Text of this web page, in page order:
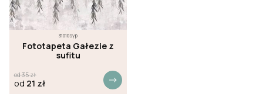
31010syp
Fototapeta Gałezie z
sufitu
od35zł
od 21 zł